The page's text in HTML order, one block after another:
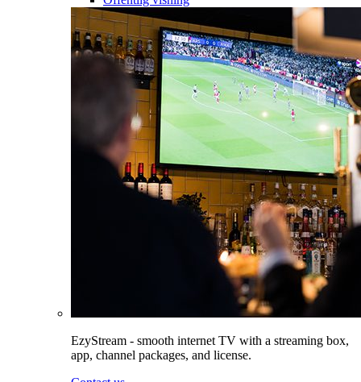
EzyStream - smooth internet TV with a streaming box,
app, channel packages, and license.